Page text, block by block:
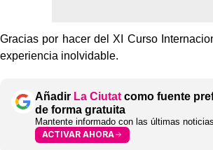
Gracias por hacer del XI Curso
experiencia inolvidable.
Añadir La Ciutat como fuente
de forma gratuita
Mantente informado con las últimas
ACTIVAR AHORA